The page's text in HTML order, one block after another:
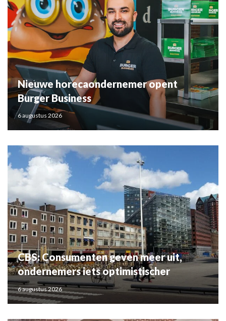
Nieuwe horecaondernemer opent
Burger Business
6 augustus 2026
CBS: Consumenten geven meer uit,
ondernemers iets optimistischer
6 augustus 2026